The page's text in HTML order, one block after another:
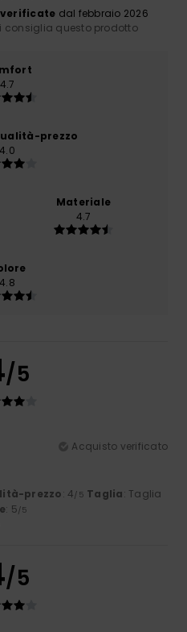
verificate dal febbraio 2026
consiglia questo prodotto
4.7
prezzo
4.0
Materiale
4.7
4.8
/5
Acquisto verificato
prezzo: 4/5 Taglia: Taglia
: 5/5
/5